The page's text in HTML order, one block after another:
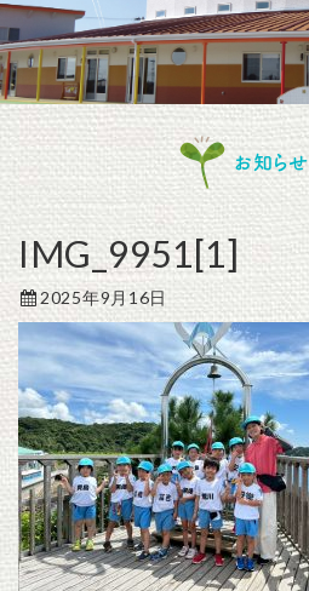
お知らせ
IMG_9951[1]
2025年9月16日